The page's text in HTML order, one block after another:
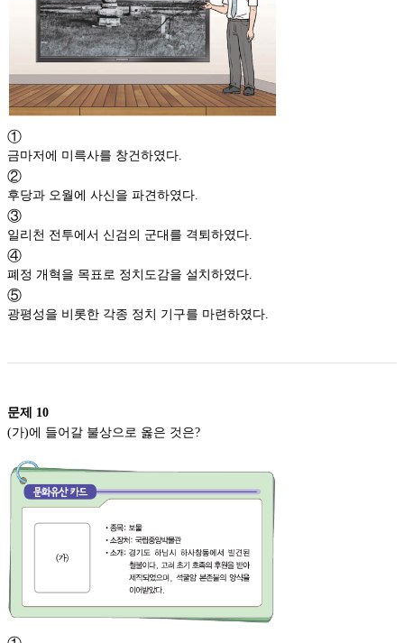
①
금마저에 미륵사를 창건하였다.
②
후당과 오월에 사신을 파견하였다.
③
일리천 전투에서 신검의 군대를 격퇴하였다.
④
폐정 개혁을 목표로 정치도감을 설치하였다.
⑤
광평성을 비롯한 각종 정치 기구를 마련하였다.
문제 10
(가)에 들어갈 불상으로 옳은 것은?